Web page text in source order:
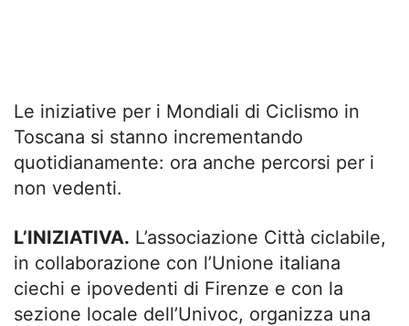
Le iniziative per i Mondiali di Ciclismo in
Toscana si stanno incrementando
quotidianamente: ora anche percorsi per i
non vedenti.
L’INIZIATIVA. L’associazione Città ciclabile,
in collaborazione con l’Unione italiana
ciechi e ipovedenti di Firenze e con la
sezione locale dell’Univoc, organizza una